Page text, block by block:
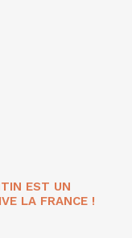
EST UN
LA FRANCE !